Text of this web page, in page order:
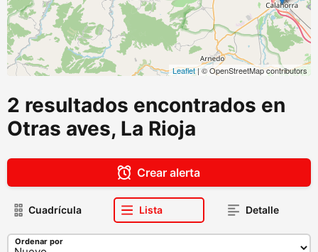
Leaflet| © OpenStreetMap contributors
2 resultados encontrados en
Otras aves, La Rioja
Crear alerta
Cuadrícula Lista Detalle
Ordenar por